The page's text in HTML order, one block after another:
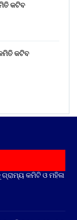
କଟିବ
କଟିବ
କମିଟି ଓ ମହିଳା